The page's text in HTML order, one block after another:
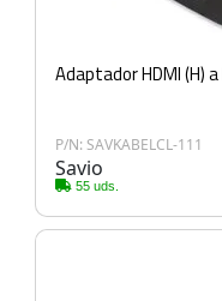
Adaptador HDMI (H)
P/N: SAVKABELCL-111
Savio
55 uds.